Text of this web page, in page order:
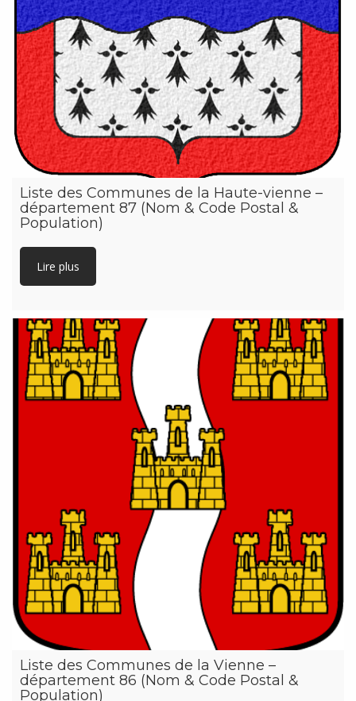
Liste des Communes de la Haute-vienne –
département 87 (Nom & Code Postal &
Population)
Lire plus
Liste des Communes de la Vienne –
département 86 (Nom & Code Postal &
Population)